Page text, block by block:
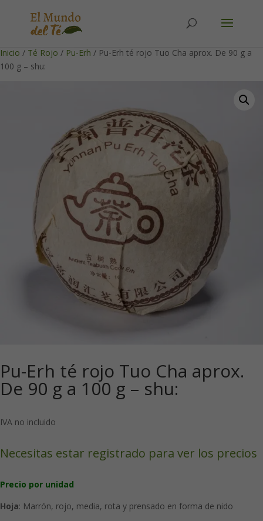
Inicio / Té Rojo / Pu-Erh / Pu-Erh té rojo Tuo Cha aprox. De 90 g a
100 g – shu:
Pu-Erh té rojo Tuo Cha aprox.
De 90 g a 100 g – shu:
IVA no incluido
Necesitas estar registrado para ver los precios
Precio por unidad
Hoja: Marrón, rojo, media, rota y prensado en forma de nido